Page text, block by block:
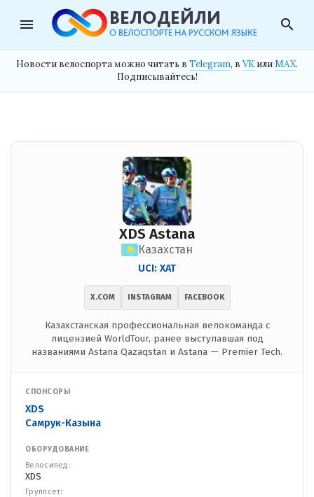
menu search
Новости велоспорта можно читать в Telegram, в VK илиMAX.
Подписывайтесь!
XDS Astana
Казахстан
UCI: XAT
X.COM INSTAGRAM FACEBOOK
Казахстанская профессиональная велокоманда с
лицензией WorldTour, ранее выступавшая под
названиями Astana Qazaqstan и Astana — Premier Tech.
СПОНСОРЫ
XDS
Самрук-Казына
ОБОРУДОВАНИЕ
Велосипед:
XDS
Группсет: